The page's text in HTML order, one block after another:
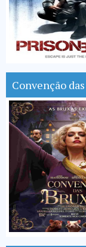
Convenção